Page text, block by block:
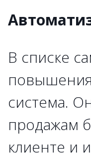
В списке
система.
продажам
клиенте и